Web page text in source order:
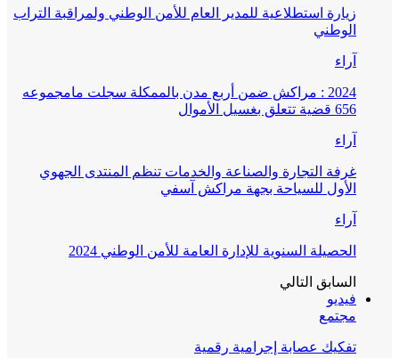
زيارة استطلاعية للمدير العام للأمن الوطني ولمراقبة التراب
الوطني
آراء
2024 : مراكش ضمن أربع مدن بالممكلة سجلت مامجموعه
656 قضية تتعلق بغسيل الأموال
آراء
غرفة التجارة والصناعة والخدمات تنظم المنتدى الجهوي
الأول للسياحة بجهة مراكش آسفي
آراء
الحصيلة السنوية للإدارة العامة للأمن الوطني 2024
السابق التالي
فيديو
مجتمع
تفكيك عصابة إجرامية رقمية